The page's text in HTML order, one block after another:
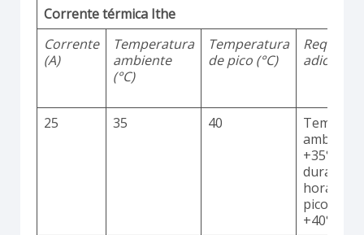
Corrente térmica Ithe
Corrente
(A)
Temperatura
ambiente
(°C)
Temperatura
de pico (°C)
adicionais
25 35 40
ambiente
+35°C
durante
horas
picos até
+40°C